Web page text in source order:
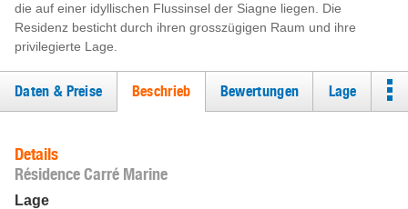
die auf einer idyllischen Flussinsel der Siagne liegen. Die
Residenz besticht durch ihren grosszügigen Raum und ihre
privilegierte Lage.
Daten & Preise Beschrieb Bewertungen Lage
Details
Résidence Carré Marine
Lage